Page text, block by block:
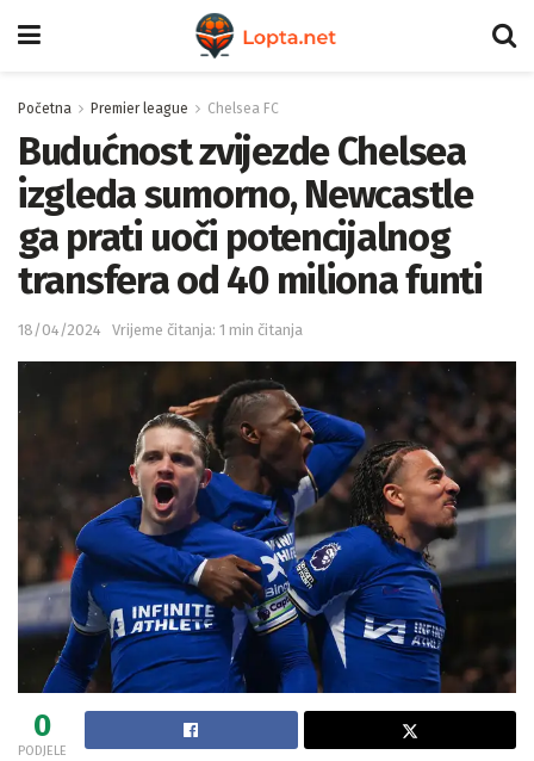
Početna Premier league Chelsea FC
Budućnost zvijezde Chelsea
izgleda sumorno, Newcastle
ga prati uoči potencijalnog
transfera od 40 miliona funti
18/04/2024 Vrijeme čitanja: 1 min čitanja
0
PODJELE